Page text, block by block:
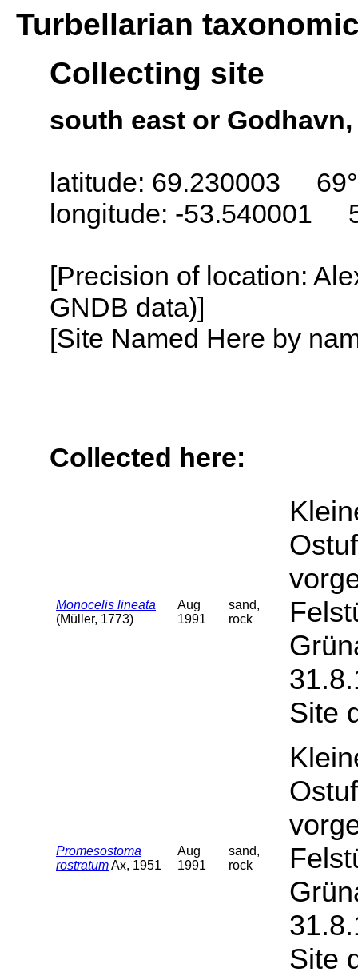
Turbellarian
Collecting site
south east or
latitude: 69.230003
longitude: -53.540001
[Precision of location:
GNDB data)]
[Site Named Here by
Collected here:
Monocelis lineata
(Müller, 1773)
Aug
1991
sand,
rock
Site
Promesostoma
rostratumAx, 1951
Aug
1991
sand,
rock
Site